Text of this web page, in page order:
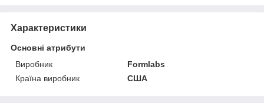
Характеристики
Основні атрибути
Виробник
Formlabs
Країна виробник
США